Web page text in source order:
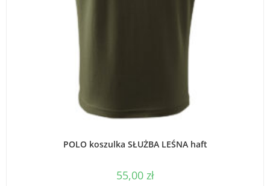
WYBIERZ OPCJE
POLO koszulka SŁUŻBA LEŚNA haft
55,00 zł